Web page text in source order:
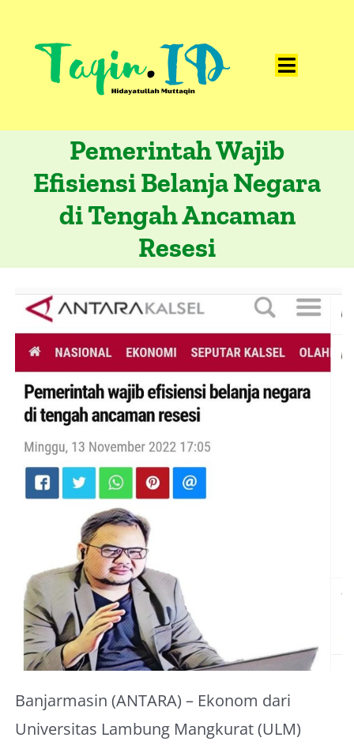
content
Toggle
Catatan
Artikel
Visualisasi
Media
Pemerintah Wajib
Efisiensi Belanja Negara
di Tengah Ancaman
Resesi
Banjarmasin (ANTARA) – Ekonom dari
Universitas Lambung Mangkurat (ULM)